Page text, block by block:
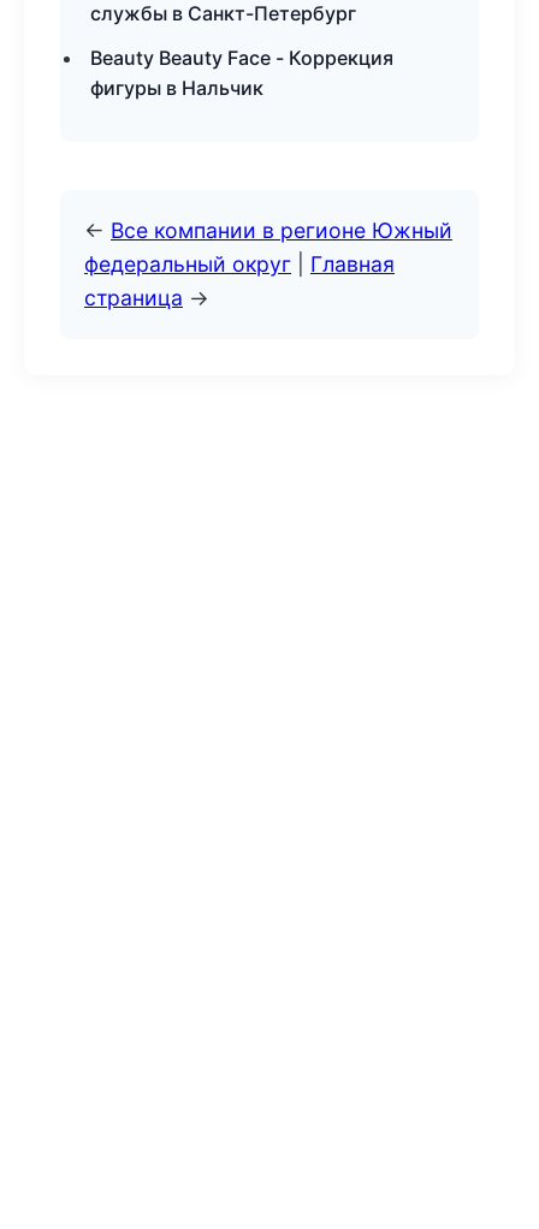
службы в Санкт-Петербург
Beauty Beauty Face - Коррекция
фигуры в Нальчик
← Все компании в регионе Южный
федеральный округ
Главная
страница →